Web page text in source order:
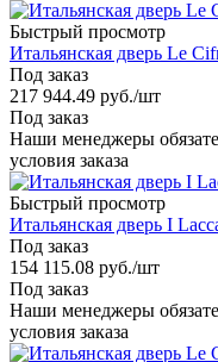
Быстрый просмотр
Итальянская дверь Le
Под заказ
217 944.49 руб./шт
Под заказ
Наши менеджеры
условия заказа
Быстрый просмотр
Итальянская дверь I
Под заказ
154 115.08 руб./шт
Под заказ
Наши менеджеры
условия заказа